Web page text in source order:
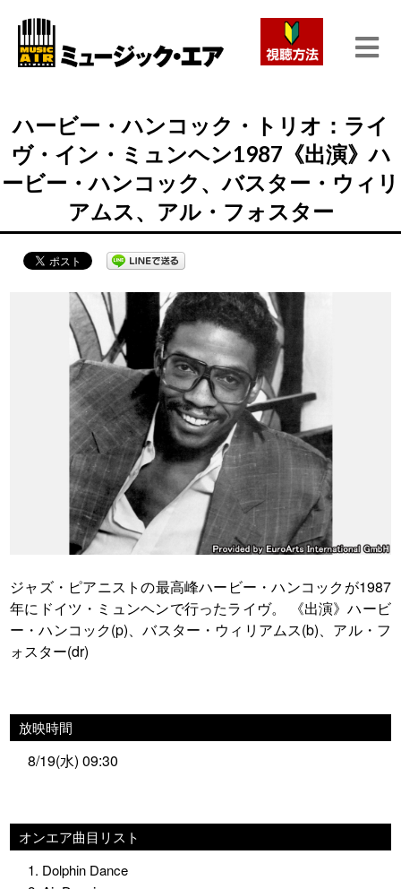
ハービー・ハンコック・トリオ：ライ
ヴ・イン・ミュンヘン1987《出演》ハ
ービー・ハンコック、バスター・ウィリ
アムス、アル・フォスター
ジャズ・ピアニストの最高峰ハービー・ハンコックが1987
年にドイツ・ミュンヘンで行ったライヴ。
《出演》ハービ
ー・ハンコック(p)、バスター・ウィリアムス(b)、アル・フ
ォスター(dr)
放映時間
8/19(水) 09:30
オンエア曲目リスト
1. Dolphin Dance